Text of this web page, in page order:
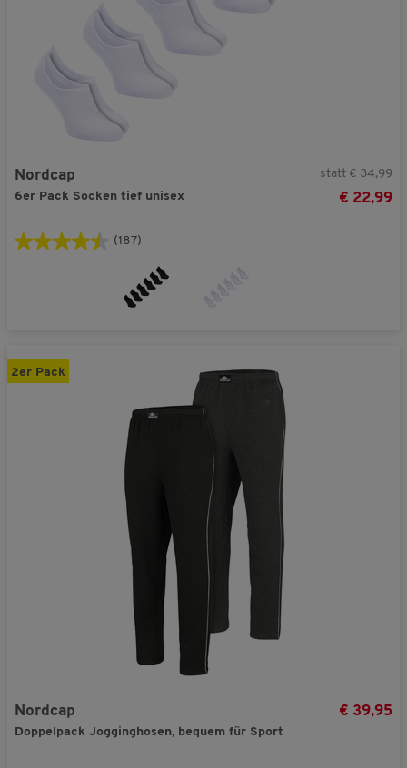
Nordcap
6er Pack Socken tief unisex
statt € 34,99
€ 22,99
(187)
2er Pack
Nordcap
Doppelpack Jogginghosen, bequem für Sport
€ 39,95